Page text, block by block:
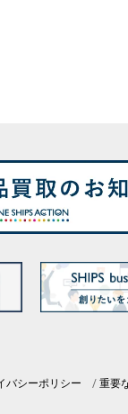
バシーポリシー 重要